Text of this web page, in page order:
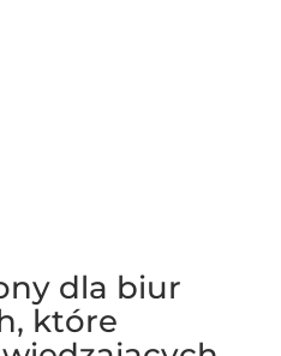
dla biur
które